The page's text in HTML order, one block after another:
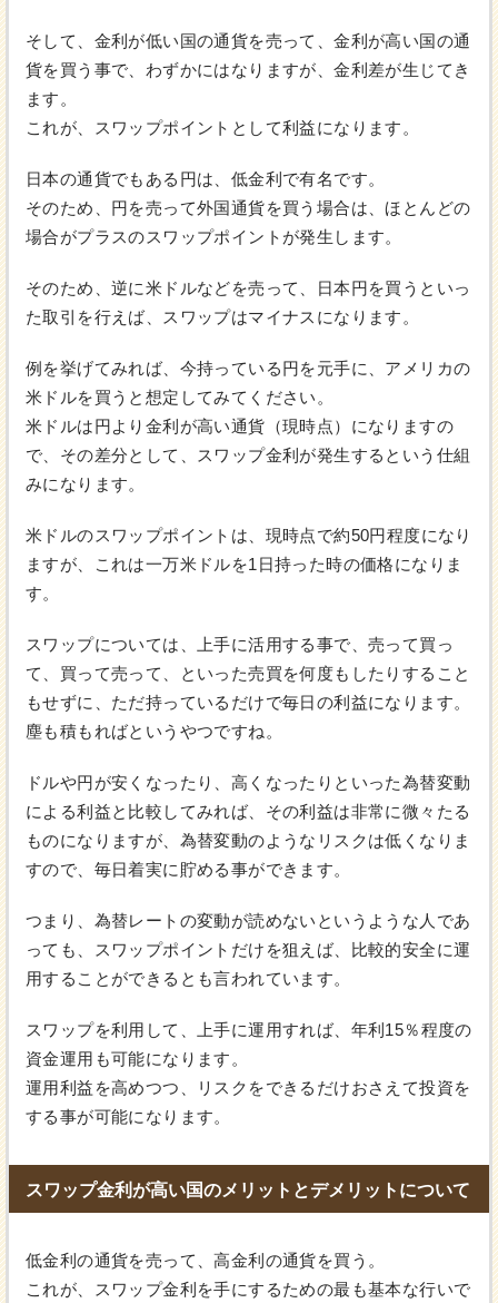
そして、金利が低い国の通貨を売って、金利が高い国の通
貨を買う事で、わずかにはなりますが、金利差が生じてき
ます。
これが、スワップポイントとして利益になります。
日本の通貨でもある円は、低金利で有名です。
そのため、円を売って外国通貨を買う場合は、ほとんどの
場合がプラスのスワップポイントが発生します。
そのため、逆に米ドルなどを売って、日本円を買うといっ
た取引を行えば、スワップはマイナスになります。
例を挙げてみれば、今持っている円を元手に、アメリカの
米ドルを買うと想定してみてください。
米ドルは円より金利が高い通貨（現時点）になりますの
で、その差分として、スワップ金利が発生するという仕組
みになります。
米ドルのスワップポイントは、現時点で約50円程度になり
ますが、これは一万米ドルを1日持った時の価格になりま
す。
スワップについては、上手に活用する事で、売って買っ
て、買って売って、といった売買を何度もしたりすること
もせずに、ただ持っているだけで毎日の利益になります。
塵も積もればというやつですね。
ドルや円が安くなったり、高くなったりといった為替変動
による利益と比較してみれば、その利益は非常に微々たる
ものになりますが、為替変動のようなリスクは低くなりま
すので、毎日着実に貯める事ができます。
つまり、為替レートの変動が読めないというような人であ
っても、スワップポイントだけを狙えば、比較的安全に運
用することができるとも言われています。
スワップを利用して、上手に運用すれば、年利15％程度の
資金運用も可能になります。
運用利益を高めつつ、リスクをできるだけおさえて投資を
する事が可能になります。
スワップ金利が高い国のメリットとデメリットについて
低金利の通貨を売って、高金利の通貨を買う。
これが、スワップ金利を手にするための最も基本な行いで